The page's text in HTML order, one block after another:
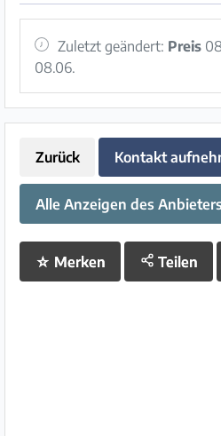
Zuletzt geändert: Preis
08.06.
Zurück Kontakt
Alle Anzeigen des
☆ Merken Teilen